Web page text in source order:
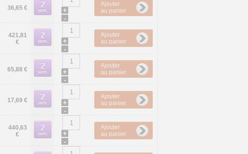
36,65 €
+
-
Ajouter
au panier
421,81
€
+
-
Ajouter
au panier
65,88 €
+
-
Ajouter
au panier
17,69 €
+
-
Ajouter
au panier
440,63
€
+
-
Ajouter
au panier